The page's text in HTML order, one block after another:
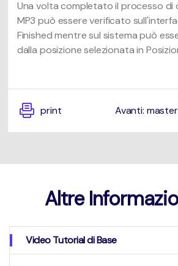
Una volta completato il processo di
MP3 può essere verificato
Finished mentre sul sistema può
dalla posizione selezionata in
print Avanti:
Altre
Video Tutorial di Base